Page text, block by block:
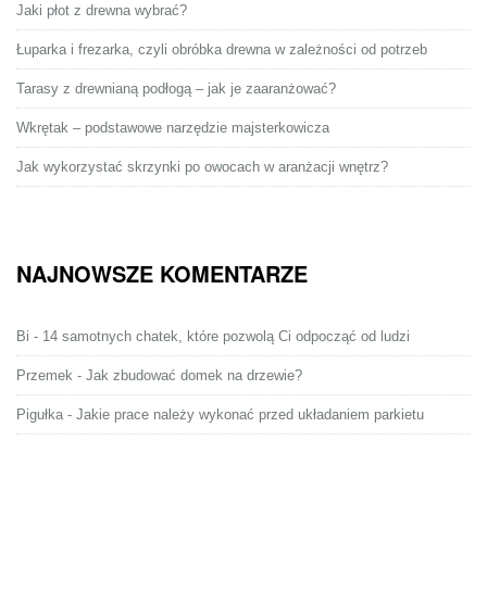
Jaki płot z drewna wybrać?
Łuparka i frezarka, czyli obróbka drewna w zależności od potrzeb
Tarasy z drewnianą podłogą – jak je zaaranżować?
Wkrętak – podstawowe narzędzie majsterkowicza
Jak wykorzystać skrzynki po owocach w aranżacji wnętrz?
NAJNOWSZE KOMENTARZE
Bi - 14 samotnych chatek, które pozwolą Ci odpocząć od ludzi
Przemek - Jak zbudować domek na drzewie?
Pigułka - Jakie prace należy wykonać przed układaniem parkietu